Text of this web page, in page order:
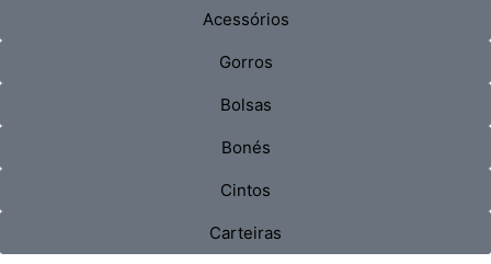
Acessórios
Gorros
Bolsas
Bonés
Cintos
Carteiras